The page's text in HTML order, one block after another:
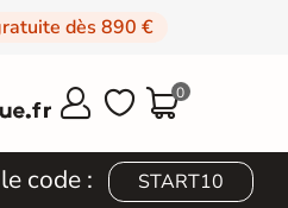
dès 890 €
  0
code : START10